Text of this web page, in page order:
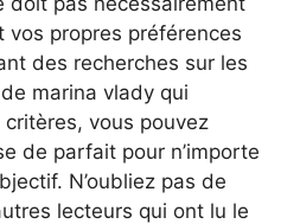
vos propres préférences
des recherches sur les
marina vlady qui
vous pouvez
de parfait pour n’importe
N’oubliez pas de
lecteurs qui ont lu le